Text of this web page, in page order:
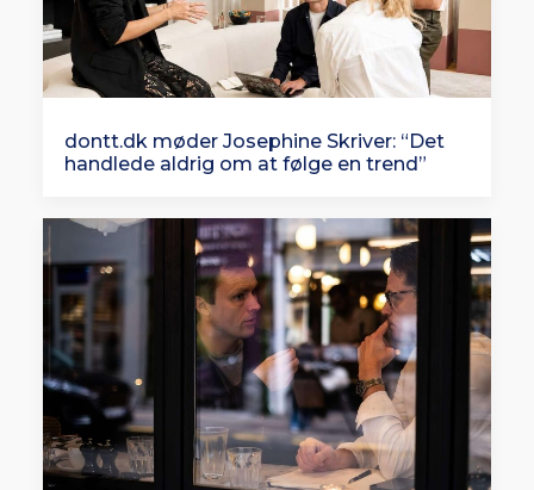
dontt.dk møder Josephine Skriver: “Det
handlede aldrig om at følge en trend”